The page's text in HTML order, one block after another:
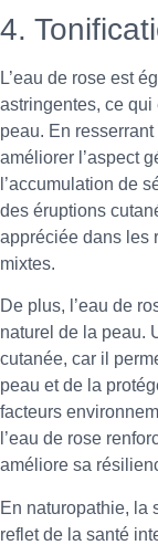
4.
L’eau de rose est
astringentes, ce
peau. En
améliorer l’aspect
l’accumulation de
des éruptions
appréciée dans les
mixtes.
De plus, l’eau de
naturel de la peau.
cutanée, car il
peau et de la
facteurs
l’eau de rose
améliore sa
En naturopathie, la
reflet de la santé